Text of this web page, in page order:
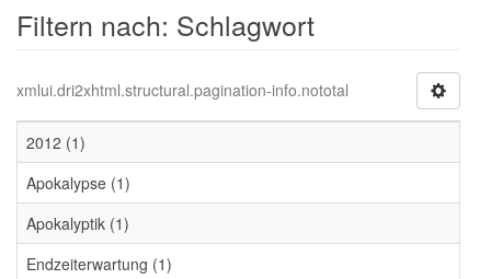
Filtern nach: Schlagwort
xmlui.dri2xhtml.structural.pagination-info.nototal
2012 (1)
Apokalypse (1)
Apokalyptik (1)
Endzeiterwartung (1)